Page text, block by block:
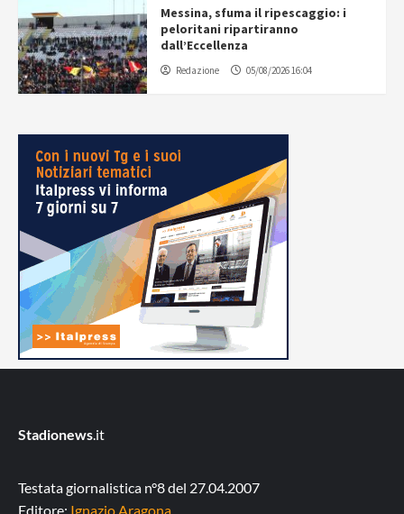
Messina, sfuma il ripescaggio: i
peloritani ripartiranno
dall’Eccellenza
Redazione 05/08/2026 16:04
Stadionews.it
Testata giornalistica n°8 del 27.04.2007
Editore: Ignazio Aragona